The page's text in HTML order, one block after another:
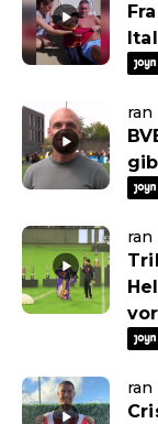
ran
ran
ran